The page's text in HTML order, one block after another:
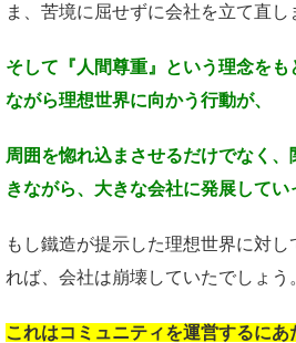
ま、苦境に屈せずに会社を立て直し
そして『人間尊重』という理念をも
ながら理想世界に向かう行動が、
周囲を惚れ込まさせるだけでなく、
きながら、 大きな会社に発展してい
もし鐵造が提示した理想世界に対
れば、会社は崩壊していたでしょう
これはコミュニティを運営するにあ